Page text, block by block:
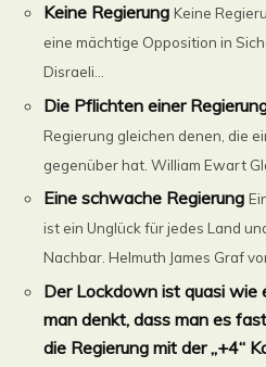
Keine Regierung Keine
eine mächtige Opposition in
Disraeli...
Die Pflichten einer
Regierung gleichen denen, die
gegenüber hat. William Ewart
Eine schwache Regierung
ist ein Unglück für jedes Land
Nachbar. Helmuth James Graf
Der Lockdown ist quasi wie
man denkt, dass man es
die Regierung mit der „+4“